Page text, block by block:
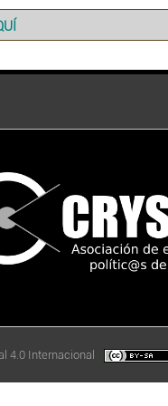
4.0 Internacional